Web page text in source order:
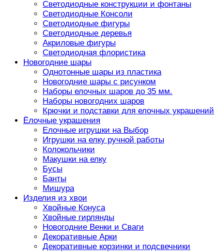
Светодиодные конструкции и фонтаны
Светодиодные Консоли
Светодиодные фигуры
Светодиодные деревья
Акриловые фигуры
Светодиодная флористика
Новогодние шары
Однотонные шары из пластика
Новогодние шары с рисунком
Наборы елочных шаров до 35 мм.
Наборы новогодних шаров
Крючки и подставки для елочных украшений
Ёлочные украшения
Елочные игрушки на Выбор
Игрушки на елку ручной работы
Колокольчики
Макушки на елку
Бусы
Банты
Мишура
Изделия из хвои
Хвойные Конуса
Хвойные гирлянды
Новогодние Венки и Сваги
Декоративные Арки
Декоративные корзинки и подсвечники